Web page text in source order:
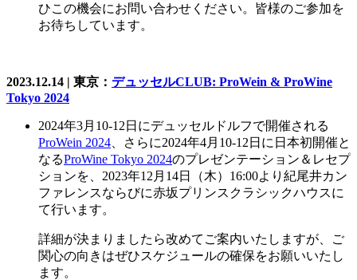
ひこの機会にお問い合わせください。皆様のご参加を
お待ちしています。
2023.12.14 | 東京： デュッセルCLUB: ProWein & ProWine
Tokyo 2024
2024年3月10-12日にデュッセルドルフで開催される
ProWein 2024 、さらに2024年4月10-12日に日本初開催と
なるProWine Tokyo 2024のプレゼンテーション＆レセプ
ションを、2023年12月14日（木）16:00より紀尾井カン
ファレンスならびに赤坂プリンスクラシックハウスに
て行います。
詳細が決まりましたら改めてご案内いたしますが、ご
関心の向きはぜひスケジュールの確保をお願いいたし
ます。